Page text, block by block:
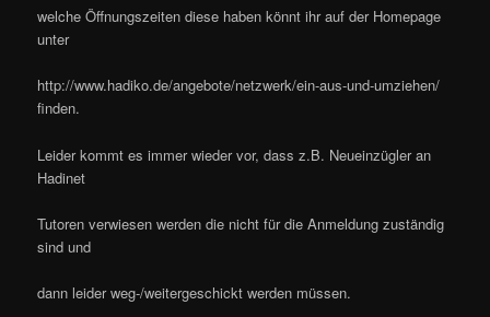
welche Öffnungszeiten diese haben könnt ihr auf der Homepage
unter
http://www.hadiko.de/angebote/netzwerk/ein-aus-und-umziehen/
finden.
Leider kommt es immer wieder vor, dass z.B. Neueinzügler an
Hadinet
Tutoren verwiesen werden die nicht für die Anmeldung zuständig
sind und
dann leider weg-/weitergeschickt werden müssen.